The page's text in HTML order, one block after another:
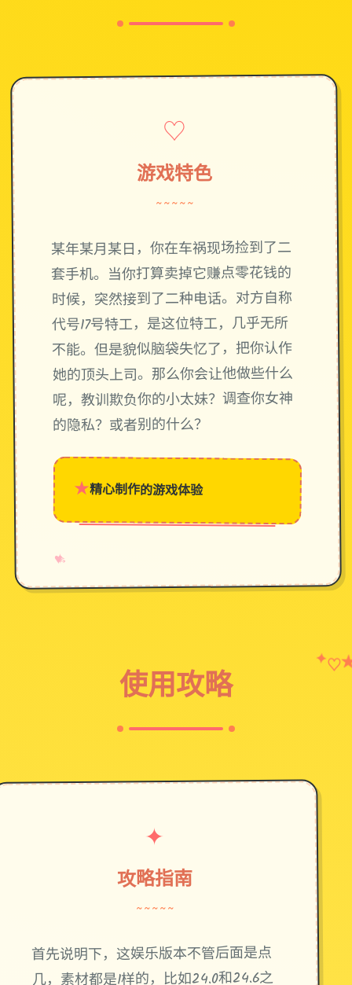
♡
游戏特色
~~~~~
某年某月某日，你在车祸现场捡到了二
套手机。当你打算卖掉它赚点零花钱的
时候，突然接到了二种电话。对方自称
代号17号特工，是这位特工，几乎无所
不能。但是貌似脑袋失忆了，把你认作
她的顶头上司。那么你会让他做些什么
呢，教训欺负你的小太妹？调查你女神
的隐私？或者别的什么？
★精心制作的游戏体验
♥
✧
→
使用攻略
✦♡
✦
攻略指南
~~~~~
首先说明下，这娱乐版本不管后面是点